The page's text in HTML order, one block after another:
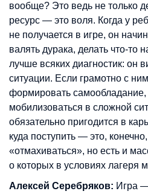
вообще? Это ведь не только
ресурс — это воля. Когда у
не получается в игре, он
валять дурака, делать что-то
лучше всяких диагностик: он
ситуации. Если грамотно с
формировать самообладание,
мобилизоваться в сложной
обязательно пригодится в
куда поступить — это,
«отмахиваться», но есть и
о которых в условиях лагеря
Алексей Серебряков: Игра